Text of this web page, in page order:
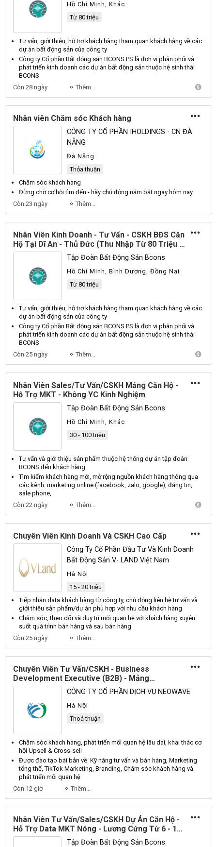
Hồ Chí Minh, Khác
Từ 80 triệu
Tư vấn, giới thiệu, hỗ trợ khách hàng tham quan khách hàng về các
dự án bất động sản của công ty
Công ty Cổ phần Bất động sản BCONS PS là đơn vị phân phối và
phát triển kinh doanh các dự án bất động sản thuộc hệ sinh thái
BCONS
Còn 28 ngày
Thêm...
Nhân viên Chăm sóc Khách hàng
CÔNG TY CỔ PHẦN IHOLDINGS - CN ĐÀ
NẴNG
Đà Nẵng
Thỏa thuận
Chăm sóc khách hàng
Đừng chờ cơ hội tìm đến - hãy chủ động nắm bắt ngay hôm nay
Còn 23 ngày
Thêm...
Nhân Viên Kinh Doanh - Tư Vấn - CSKH BĐS Căn
Hộ Tại Dĩ An - Thủ Đức (Thu Nhập Từ 80 Triệu -
Data Nóng - Hỗ Trợ MKT)Tập Đoàn Bất Động Sản Bcons
Hồ Chí Minh, Bình Dương, Đồng Nai
Từ 80 triệu
Tư vấn, giới thiệu, hỗ trợ khách hàng tham quan khách hàng về các
dự án bất động sản của công ty
Công ty Cổ phần Bất động sản BCONS PS là đơn vị phân phối và
phát triển kinh doanh các dự án bất động sản thuộc hệ sinh thái
BCONS
Còn 25 ngày
Thêm...
Nhân Viên Sales/Tư Vấn/CSKH Mảng Căn Hộ -
Hỗ Trợ MKT - Không YC Kinh Nghiệm
Tập Đoàn Bất Động Sản Bcons
Hồ Chí Minh, Khác
30 - 100 triệu
Tư vấn và giới thiệu sản phẩm thuộc hệ thống dự án tập đoàn
BCONS đến khách hàng
Tìm kiếm khách hàng mới, mở rộng nguồn khách hàng thông qua
các kênh: marketing online (facebook, zalo, google), đăng tin,
sale phone,
Còn 22 ngày
Thêm...
Chuyên Viên Kinh Doanh Và CSKH Cao Cấp
Công Ty Cổ Phần Đầu Tư Và Kinh Doanh
Bất Động Sản V- LAND Việt Nam
Hà Nội
15 - 20 triệu
Tiếp nhận data khách hàng từ công ty, chủ động liên hệ tư vấn và
giới thiệu sản phẩm/dự án phù hợp với nhu cầu khách hàng
Chăm sóc, theo dõi và duy trì mối quan hệ với khách hàng xuyên
suốt quá trình bán hàng và sau bán hàng
Còn 25 ngày
Thêm...
Chuyên Viên Tư Vấn/CSKH - Business
Development Executive (B2B) - Mảng
Marketing- Data Lead Có SẵnCÔNG TY CỔ PHẦN DỊCH VỤ NEOWAVE
Hà Nội
Thoả thuận
Chăm sóc khách hàng, phát triển mối quan hệ lâu dài, khai thác cơ
hội Upsell & Cross-sell
Được đào tạo bài bản về: Kỹ năng tư vấn và bán hàng, Marketing
tổng thể, TikTok Marketing, Branding, Chăm sóc khách hàng và
phát triển mối quan hệ
Còn 12 giờ
Thêm...
Nhân Viên Tư Vấn/Sales/CSKH Dự Án Căn Hộ -
Hỗ Trợ Data MKT Nóng - Lương Cứng Từ 6 - 15
Triệu + Hoa Hồng - Thu Nhập Từ 60 Triệu
Tập Đoàn Bất Động Sản Bcons